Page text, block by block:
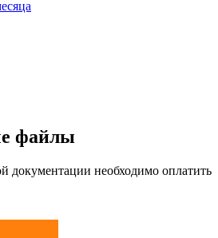
файлы
документации необходимо оплатить